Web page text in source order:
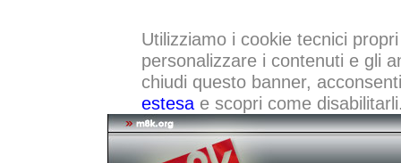
Utilizziamo i cookie tecnici
personalizzare i contenuti e gli
chiudi questo banner,
estesae scopri come